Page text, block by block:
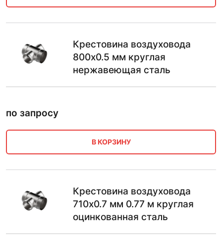
Крестовина воздуховода
800х0.5 мм круглая
нержавеющая сталь
по запросу
В КОРЗИНУ
Крестовина воздуховода
710х0.7 мм 0.77 м круглая
оцинкованная сталь